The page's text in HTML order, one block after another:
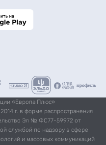
«Европа Плюс»
г. в форме распространения
Эл № ФС77-59972 от
службой по надзору в сфере
и массовых коммуникаций